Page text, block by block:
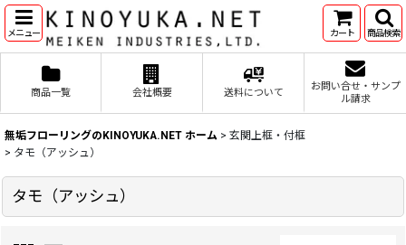
メニュー カート 商品検索
商品一覧 会社概要 送料について
お問い合せ・サンプ
ル請求
無垢フローリングのKINOYUKA.NET ホーム > 玄関上框・付框
> タモ（アッシュ）
タモ（アッシュ）